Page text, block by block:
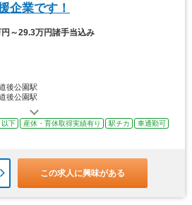
企業です！
円～29.3万円諸手当込み
後公園駅
後公園駅
以下 産休・育休取得実績有り 駅チカ
車通勤可
この求人に興味がある